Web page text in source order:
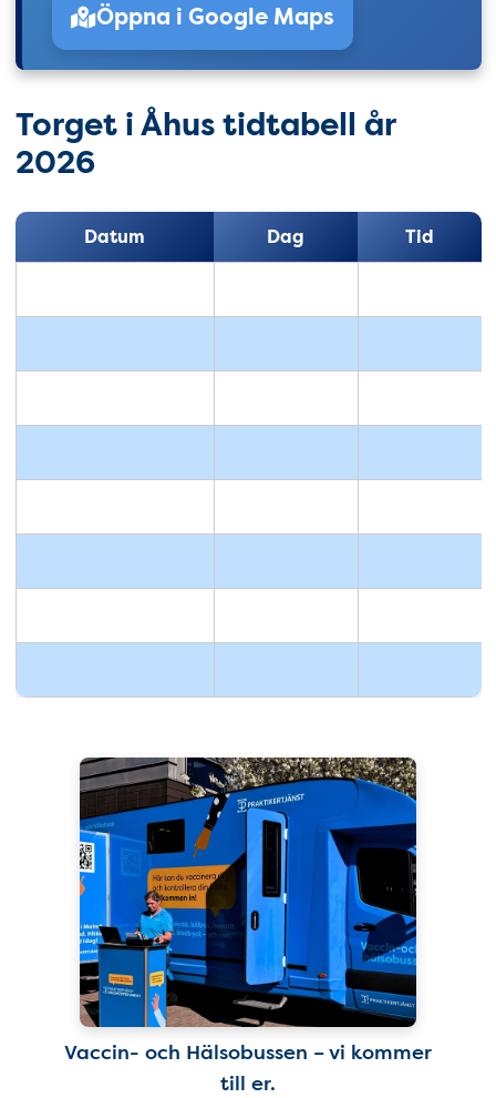
Öppna i Google Maps
Torget i Åhus tidtabell år
2026
Datum Dag Tid
Vaccin- och Hälsobussen – vi kommer
till er.